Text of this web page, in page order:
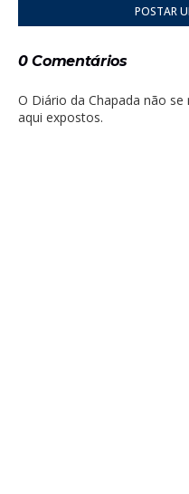
POSTAR
0 Comentários
O Diário da Chapada não
aqui expostos.